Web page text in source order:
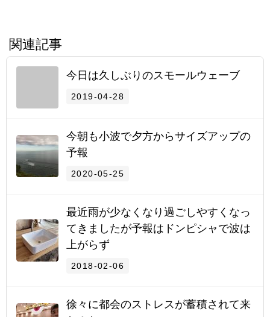
関連記事
今日は久しぶりのスモールウェーブ
2019-04-28
今朝も小波で夕方からサイズアップの
予報
2020-05-25
最近雨が少なくなり過ごしやすくなっ
てきましたが予報はドンピシャで波は
上がらず
2018-02-06
徐々に都会のストレスが蓄積されて来